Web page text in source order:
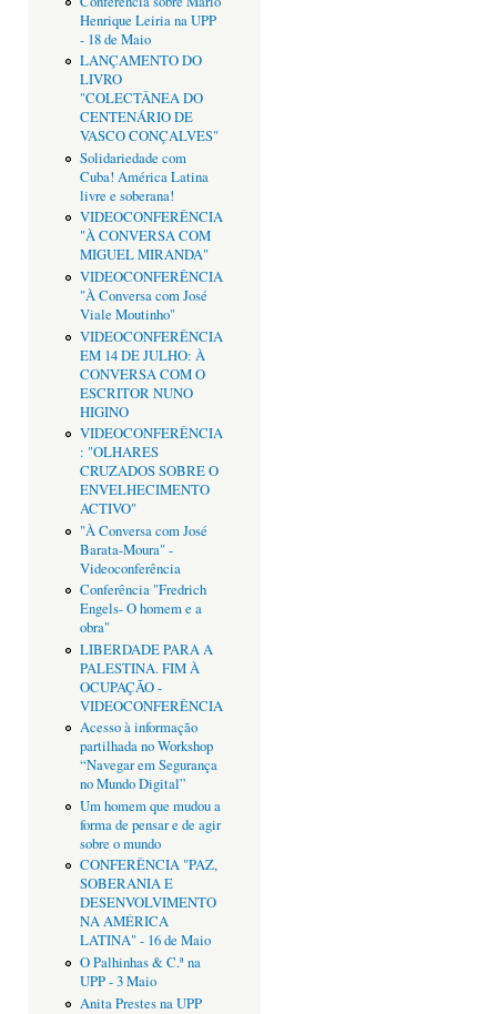
Henrique Leiria na UPP
- 18 de Maio
LANÇAMENTO DO
LIVRO
"COLECTÂNEA DO
CENTENÁRIO DE
VASCO CONÇALVES"
Solidariedade com
Cuba! América Latina
livre e soberana!
VIDEOCONFERÊNCIA
"À CONVERSA COM
MIGUEL MIRANDA"
VIDEOCONFERÊNCIA
"À Conversa com José
Viale Moutinho"
VIDEOCONFERÊNCIA
EM 14 DE JULHO: À
CONVERSA COM O
ESCRITOR NUNO
HIGINO
VIDEOCONFERÊNCIA
: "OLHARES
CRUZADOS SOBRE O
ENVELHECIMENTO
ACTIVO"
"À Conversa com José
Barata-Moura" -
Videoconferência
Conferência "Fredrich
Engels- O homem e a
obra"
LIBERDADE PARA A
PALESTINA. FIM À
OCUPAÇÃO -
VIDEOCONFERÊNCIA
Acesso à informação
partilhada no Workshop
“Navegar em Segurança
no Mundo Digital”
Um homem que mudou a
forma de pensar e de agir
sobre o mundo
CONFERÊNCIA "PAZ,
SOBERANIA E
DESENVOLVIMENTO
NA AMÉRICA
LATINA" - 16 de Maio
O Palhinhas & C.ª na
UPP - 3 Maio
Anita Prestes na UPP